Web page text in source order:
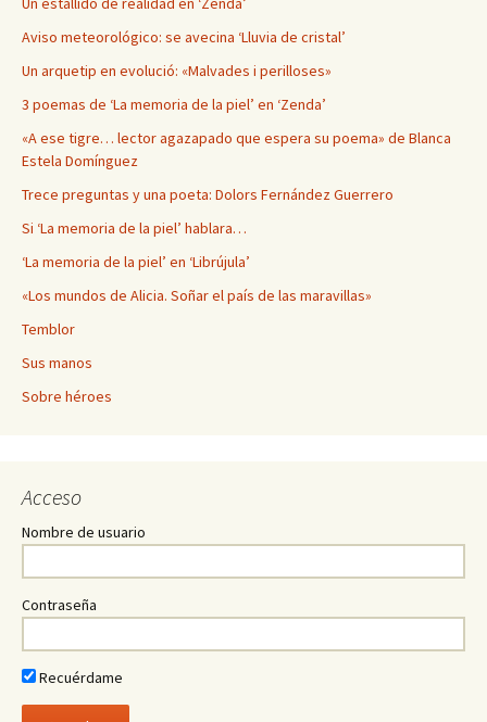
Aviso meteorológico: se avecina ‘Lluvia de cristal’
Un arquetip en evolució: «Malvades i perilloses»
3 poemas de ‘La memoria de la piel’ en ‘Zenda’
«A ese tigre… lector agazapado que espera su poema» de Blanca
Estela Domínguez
Trece preguntas y una poeta: Dolors Fernández Guerrero
Si ‘La memoria de la piel’ hablara…
‘La memoria de la piel’ en ‘Librújula’
«Los mundos de Alicia. Soñar el país de las maravillas»
Temblor
Sus manos
Sobre héroes
Acceso
Nombre de usuario
Contraseña
Recuérdame